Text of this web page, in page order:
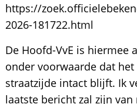
https://
2026-181722.html
De Hoofd-VvE is hiermee
onder voorwaarde dat het
straatzijde intact blijft. Ik
laatste bericht zal zijn